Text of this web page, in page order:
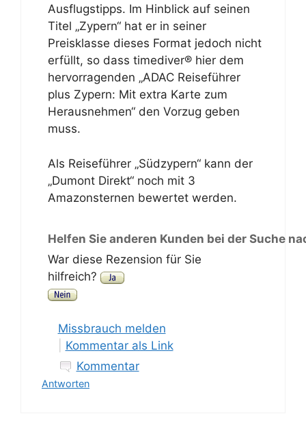
Ausflugstipps. Im Hinblick auf seinen
Titel „Zypern“ hat er in seiner
Preisklasse dieses Format jedoch nicht
erfüllt, so dass timediver® hier dem
hervorragenden „ADAC Reiseführer
plus Zypern: Mit extra Karte zum
Herausnehmen“ den Vorzug geben
muss.
Als Reiseführer „Südzypern“ kann der
„Dumont Direkt“ noch mit 3
Amazonsternen bewertet werden.
Helfen Sie anderen Kunden bei der Suche
War diese Rezension für Sie
hilfreich?
Missbrauch melden
Kommentar als Link
Kommentar
Antworten